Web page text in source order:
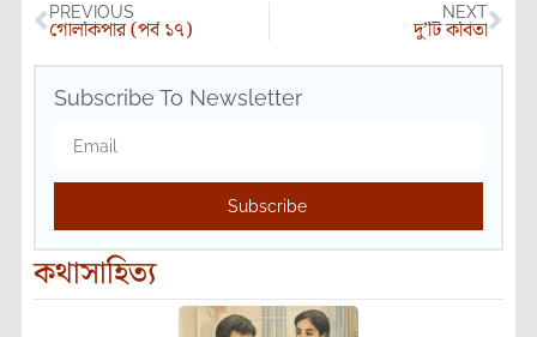
PREVIOUS
গোলকিপার (পর্ব ১৭)
NEXT
দু’টি কবিতা
Subscribe To Newsletter
Subscribe
কথাসাহিত্য